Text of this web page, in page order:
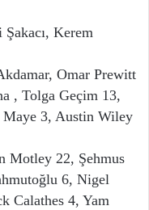
Kerem
Omar Prewitt
, Tolga Geçim 13,
3, Austin Wiley
Motley 22, Şehmus
6, Nigel
Calathes 4, Yam